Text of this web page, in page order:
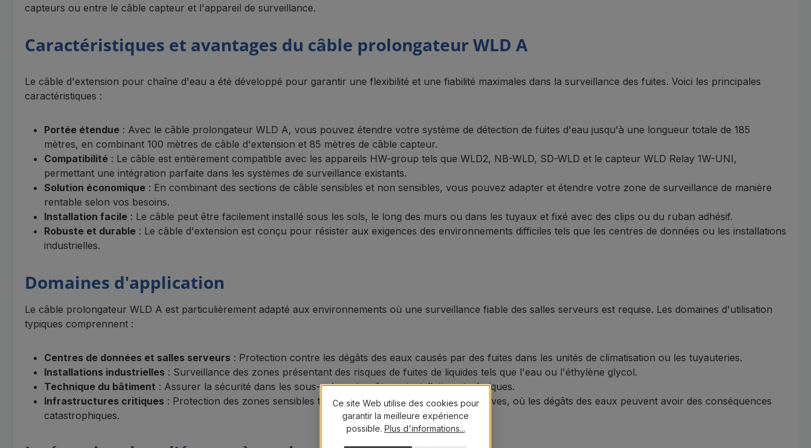
capteurs ou entre le câble capteur et l'appareil de surveillance.
Caractéristiques et avantages du câble prolongateur WLD A
Le câble d'extension pour chaîne d'eau a été développé pour garantir une flexibilité et une fiabilité maximales dans la surveillance des fuites. Voici les principales
caractéristiques :
Portée étendue : Avec le câble prolongateur WLD A, vous pouvez étendre votre système de détection de fuites d'eau jusqu'à une longueur totale de 185
mètres, en combinant 100 mètres de câble d'extension et 85 mètres de câble capteur.
Compatibilité : Le câble est entièrement compatible avec les appareils HW-group tels que WLD2, NB-WLD, SD-WLD et le capteur WLD Relay 1W-UNI,
permettant une intégration parfaite dans les systèmes de surveillance existants.
Solution économique : En combinant des sections de câble sensibles et non sensibles, vous pouvez adapter et étendre votre zone de surveillance de manière
rentable selon vos besoins.
Installation facile : Le câble peut être facilement installé sous les sols, le long des murs ou dans les tuyaux et fixé avec des clips ou du ruban adhésif.
Robuste et durable : Le câble d'extension est conçu pour résister aux exigences des environnements difficiles tels que les centres de données ou les installations
industrielles.
Domaines d'application
Le câble prolongateur WLD A est particulièrement adapté aux environnements où une surveillance fiable des salles serveurs est requise. Les domaines d'utilisation
typiques comprennent :
Centres de données et salles serveurs : Protection contre les dégâts des eaux causés par des fuites dans les unités de climatisation ou les tuyauteries.
Installations industrielles : Surveillance des zones présentant des risques de fuites de liquides tels que l'eau ou l'éthylène glycol.
Technique du bâtiment : Assurer la sécurité dans les sous-sols, entrepôts ou installations techniques.
Infrastructures critiques : Protection des zones sensibles telles que les laboratoires ou les archives, où les dégâts des eaux peuvent avoir des conséquences
catastrophiques.
Ce site Web utilise des cookies pour
garantir la meilleure expérience
possible. Plus d'informations...